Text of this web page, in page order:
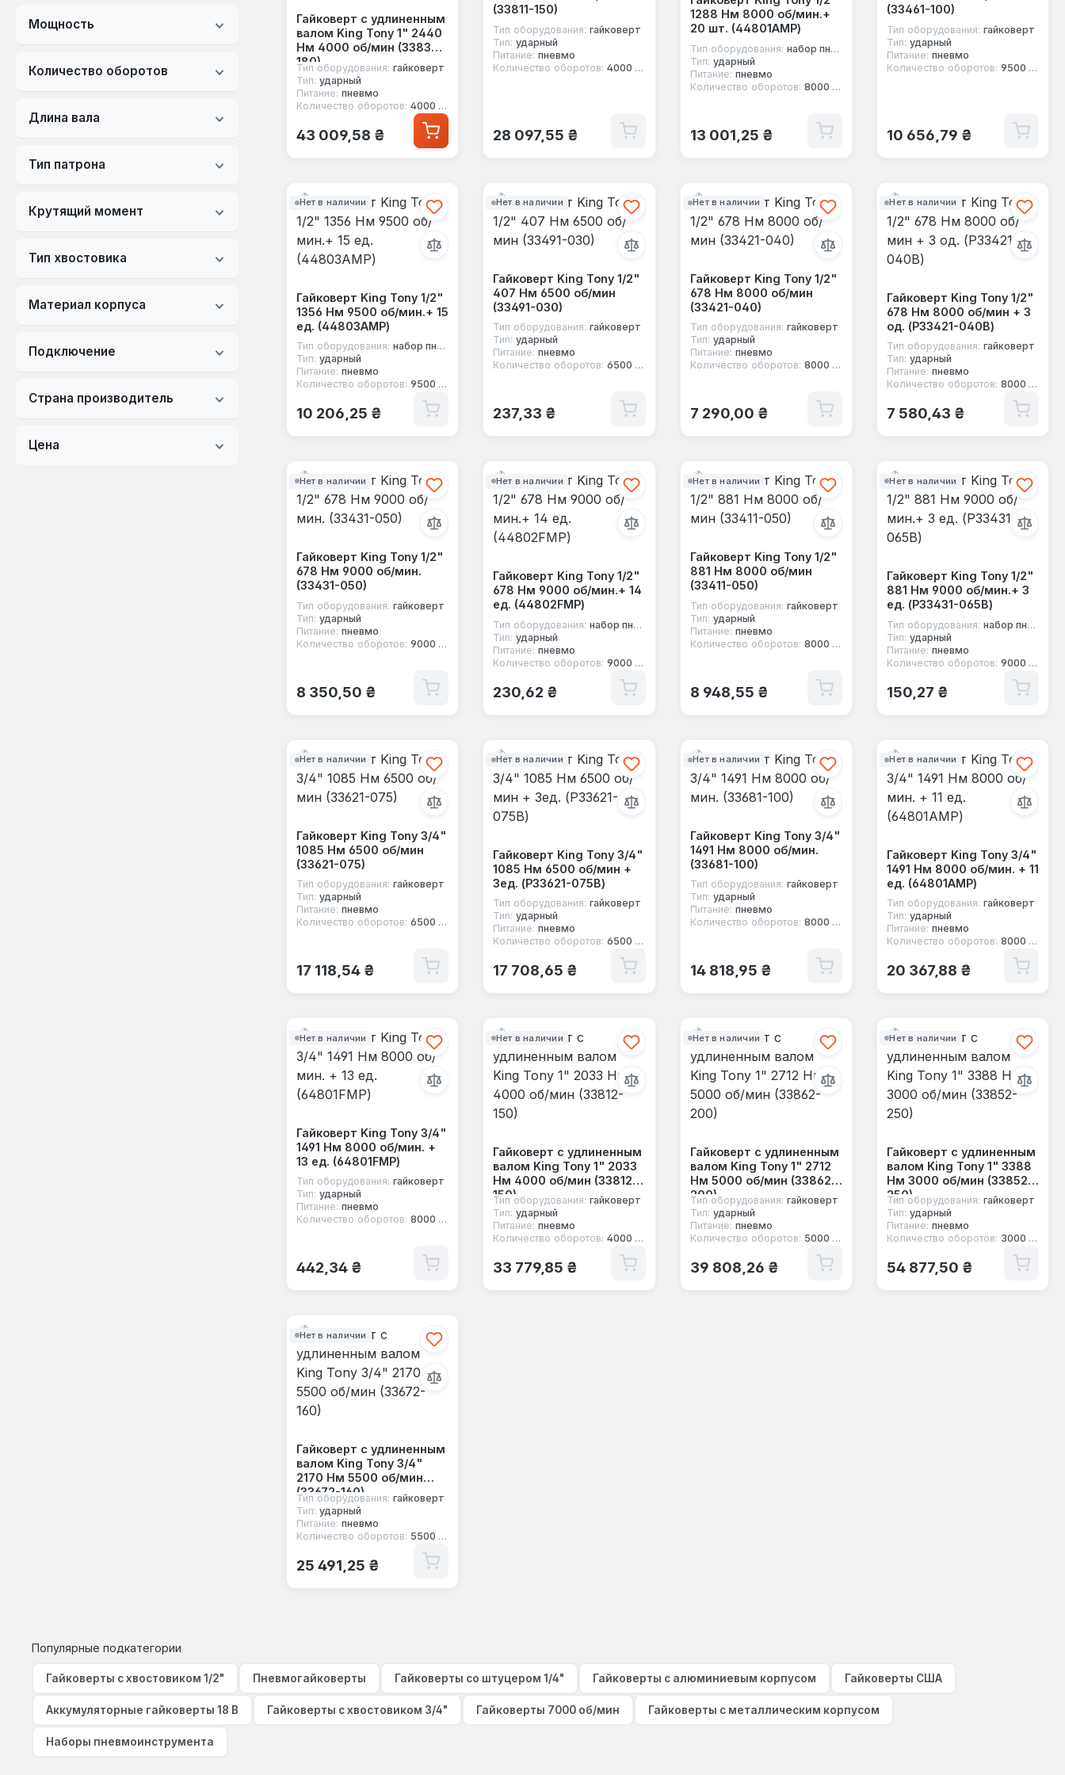
Мощность
Количество оборотов
Длина вала
Тип патрона
Крутящий момент
Тип хвостовика
Материал корпуса
Подключение
Страна производитель
Цена
Гайковерт с удлиненным
валом King Tony 1" 2440
Нм 4000 об/мин (33832-
180)
Тип оборудования: гайковерт
Тип: ударный
Питание: пневмо
Количество оборотов: 4000 об/мин
Обычная цена:
43 009,58 ₴
(33811-150)
Тип оборудования: гайковерт
Тип: ударный
Питание: пневмо
Количество оборотов: 4000 об/мин
Обычная цена:
28 097,55 ₴
1288 Нм 8000 об/мин.+
20 шт. (44801AMP)
Тип оборудования: набор пневмоинструмента
Тип: ударный
Питание: пневмо
Количество оборотов: 8000 об/мин
Обычная цена:
13 001,25 ₴
(33461-100)
Тип оборудования: гайковерт
Тип: ударный
Питание: пневмо
Количество оборотов: 9500 об/мин
Обычная цена:
10 656,79 ₴
Нет в наличии
Гайковерт King Tony 1/2"
1356 Нм 9500 об/мин.+ 15
ед. (44803AMP)
Тип оборудования: набор пневмоинструмента
Тип: ударный
Питание: пневмо
Количество оборотов: 9500 об/мин
Обычная цена:
10 206,25 ₴
Нет в наличии
Гайковерт King Tony 1/2"
407 Нм 6500 об/мин
(33491-030)
Тип оборудования: гайковерт
Тип: ударный
Питание: пневмо
Количество оборотов: 6500 об/мин
Обычная цена:
237,33 ₴
Нет в наличии
Гайковерт King Tony 1/2"
678 Нм 8000 об/мин
(33421-040)
Тип оборудования: гайковерт
Тип: ударный
Питание: пневмо
Количество оборотов: 8000 об/мин
Обычная цена:
7 290,00 ₴
Нет в наличии
Гайковерт King Tony 1/2"
678 Нм 8000 об/мин + 3
од. (P33421-040B)
Тип оборудования: гайковерт
Тип: ударный
Питание: пневмо
Количество оборотов: 8000 об/мин
Обычная цена:
7 580,43 ₴
Нет в наличии
Гайковерт King Tony 1/2"
678 Нм 9000 об/мин.
(33431-050)
Тип оборудования: гайковерт
Тип: ударный
Питание: пневмо
Количество оборотов: 9000 об/мин
Обычная цена:
8 350,50 ₴
Нет в наличии
Гайковерт King Tony 1/2"
678 Нм 9000 об/мин.+ 14
ед. (44802FMP)
Тип оборудования: набор пневмоинструмента
Тип: ударный
Питание: пневмо
Количество оборотов: 9000 об/мин
Обычная цена:
230,62 ₴
Нет в наличии
Гайковерт King Tony 1/2"
881 Нм 8000 об/мин
(33411-050)
Тип оборудования: гайковерт
Тип: ударный
Питание: пневмо
Количество оборотов: 8000 об/мин
Обычная цена:
8 948,55 ₴
Нет в наличии
Гайковерт King Tony 1/2"
881 Нм 9000 об/мин.+ 3
ед. (P33431-065B)
Тип оборудования: набор пневмоинструмента
Тип: ударный
Питание: пневмо
Количество оборотов: 9000 об/мин
Обычная цена:
150,27 ₴
Нет в наличии
Гайковерт King Tony 3/4"
1085 Нм 6500 об/мин
(33621-075)
Тип оборудования: гайковерт
Тип: ударный
Питание: пневмо
Количество оборотов: 6500 об/мин
Обычная цена:
17 118,54 ₴
Нет в наличии
Гайковерт King Tony 3/4"
1085 Нм 6500 об/мин +
3ед. (P33621-075B)
Тип оборудования: гайковерт
Тип: ударный
Питание: пневмо
Количество оборотов: 6500 об/мин
Обычная цена:
17 708,65 ₴
Нет в наличии
Гайковерт King Tony 3/4"
1491 Нм 8000 об/мин.
(33681-100)
Тип оборудования: гайковерт
Тип: ударный
Питание: пневмо
Количество оборотов: 8000 об/мин
Обычная цена:
14 818,95 ₴
Нет в наличии
Гайковерт King Tony 3/4"
1491 Нм 8000 об/мин. + 11
ед. (64801AMP)
Тип оборудования: гайковерт
Тип: ударный
Питание: пневмо
Количество оборотов: 8000 об/мин
Обычная цена:
20 367,88 ₴
Нет в наличии
Гайковерт King Tony 3/4"
1491 Нм 8000 об/мин. +
13 ед. (64801FMP)
Тип оборудования: гайковерт
Тип: ударный
Питание: пневмо
Количество оборотов: 8000 об/мин
Обычная цена:
442,34 ₴
Нет в наличии
Гайковерт с удлиненным
валом King Tony 1" 2033
Нм 4000 об/мин (33812-
150)
Тип оборудования: гайковерт
Тип: ударный
Питание: пневмо
Количество оборотов: 4000 об/мин
Обычная цена:
33 779,85 ₴
Нет в наличии
Гайковерт с удлиненным
валом King Tony 1" 2712
Нм 5000 об/мин (33862-
200)
Тип оборудования: гайковерт
Тип: ударный
Питание: пневмо
Количество оборотов: 5000 об/мин
Обычная цена:
39 808,26 ₴
Нет в наличии
Гайковерт с удлиненным
валом King Tony 1" 3388
Нм 3000 об/мин (33852-
250)
Тип оборудования: гайковерт
Тип: ударный
Питание: пневмо
Количество оборотов: 3000 об/мин
Обычная цена:
54 877,50 ₴
Нет в наличии
Гайковерт с удлиненным
валом King Tony 3/4"
2170 Нм 5500 об/мин
(33672-160)
Тип оборудования: гайковерт
Тип: ударный
Питание: пневмо
Количество оборотов: 5500 об/мин
Обычная цена:
25 491,25 ₴
Популярные подкатегории
Гайковерты с хвостовиком 1/2" Пневмогайковерты Гайковерты со штуцером 1/4" Гайковерты с алюминиевым корпусом Гайковерты США
Аккумуляторные гайковерты 18 В Гайковерты с хвостовиком 3/4" Гайковерты 7000 об/мин Гайковерты с металлическим корпусом
Наборы пневмоинструмента